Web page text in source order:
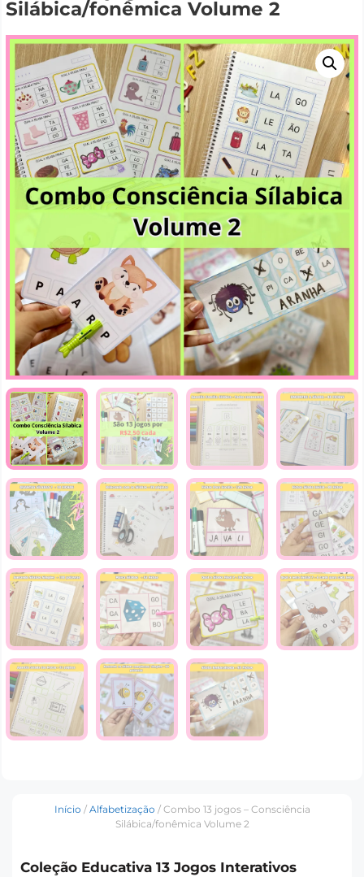
Silábica/fonêmica Volume 2
Início / Alfabetização / Combo 13 jogos – Consciência
Silábica/fonêmica Volume 2
Coleção Educativa 13 Jogos Interativos